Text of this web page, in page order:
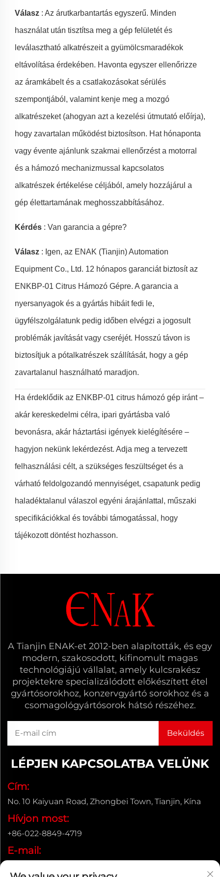
Válasz : Az árutkarbantartás egyszerű. Minden
használat után tisztítsa meg a gép felületét és
leválasztható alkatrészeit a gyümölcsmaradékok
eltávolítása érdekében. Havonta egyszer ellenőrizze
az áramkábelt és a csatlakozásokat sérülés
szempontjából, valamint kenje meg a mozgó
alkatrészeket (ahogyan azt a kezelési útmutató előírja),
hogy zavartalan működést biztosítson. Hat hónaponta
vagy évente ajánlunk szakmai ellenőrzést a motorral
és a hámozó mechanizmussal kapcsolatos
alkatrészek értékelése céljából, amely hozzájárul a
gép élettartamának meghosszabbításához.
Kérdés : Van garancia a gépre?
Válasz : Igen, az ENAK (Tianjin) Automation
Equipment Co., Ltd. 12 hónapos garanciát biztosít az
ENKBP-01 Citrus Hámozó Gépre. A garancia a
nyersanyagok és a gyártás hibáit fedi le,
ügyfélszolgálatunk pedig időben elvégzi a jogosult
problémák javítását vagy cseréjét. Hosszú távon is
biztosítjuk a pótalkatrészek szállítását, hogy a gép
zavartalanul használható maradjon.
Ha érdeklődik az ENKBP-01 citrus hámozó gép iránt –
akár kereskedelmi célra, ipari gyártásba való
bevonásra, akár háztartási igények kielégítésére –
hagyjon nekünk lekérdezést. Adja meg a tervezett
felhasználási célt, a szükséges feszültséget és a
várható feldolgozandó mennyiséget, csapatunk pedig
haladéktalanul válaszol egyéni árajánlattal, műszaki
specifikációkkal és további támogatással, hogy
tájékozott döntést hozhasson.
A Tianjin ENAK-et 2012-ben alapították, és egy
modern, szakosodott, kifinomult magas
technológiájú vállalat, amely kulcsrakész
projektekre specializálódott előkészített étel
gyártósorokhoz, konzervgyártó sorokhoz és a
csomagológyártósorok hátsó részéhez.
LÉPJEN KAPCSOLATBA VELÜNK
Cím:
No. 10 Kaiyuan Road, Zhongbei Town, Tianjin, Kína
Hívjon most:
+86-022-8849-4719
E-mail: